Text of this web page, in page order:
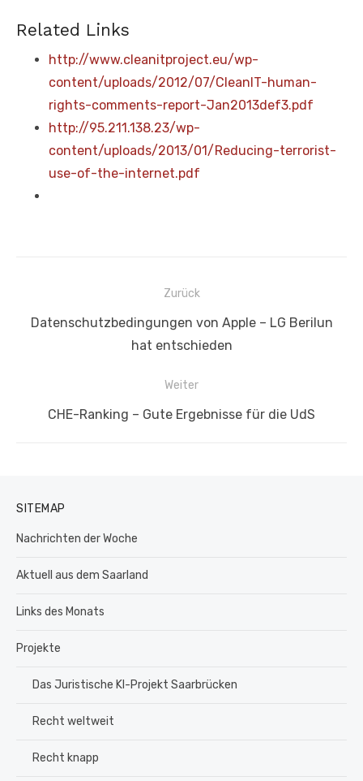
Related Links
http://www.cleanitproject.eu/wp-
content/uploads/2012/07/CleanIT-human-
rights-comments-report-Jan2013def3.pdf
http://95.211.138.23/wp-
content/uploads/2013/01/Reducing-terrorist-
use-of-the-internet.pdf
Beitragsnavigation
Zurück
Vorheriger
Datenschutzbedingungen von Apple – LG Berilun
hat entschieden
Weiter
Nächster
CHE-Ranking – Gute Ergebnisse für die UdS
SITEMAP
Nachrichten der Woche
Aktuell aus dem Saarland
Links des Monats
Projekte
Das Juristische KI-Projekt Saarbrücken
Recht weltweit
Recht knapp